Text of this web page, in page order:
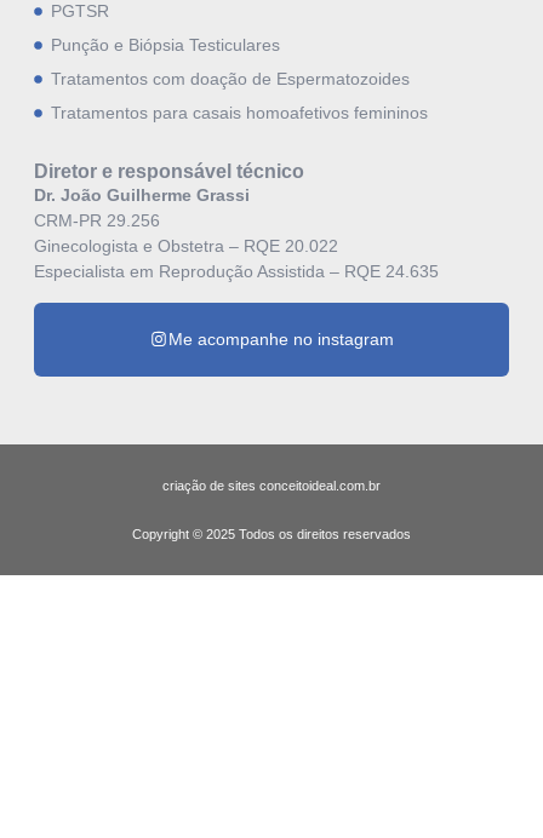
PGTSR
Punção e Biópsia Testiculares
Tratamentos com doação de Espermatozoides
Tratamentos para casais homoafetivos femininos
Diretor e responsável técnico
Dr. João Guilherme Grassi
CRM-PR 29.256
Ginecologista e Obstetra – RQE 20.022
Especialista em Reprodução Assistida – RQE 24.635
Me acompanhe no instagram
criação de sites conceitoideal.com.br
Copyright © 2025 Todos os direitos reservados